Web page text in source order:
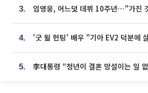
3.
4.
5.